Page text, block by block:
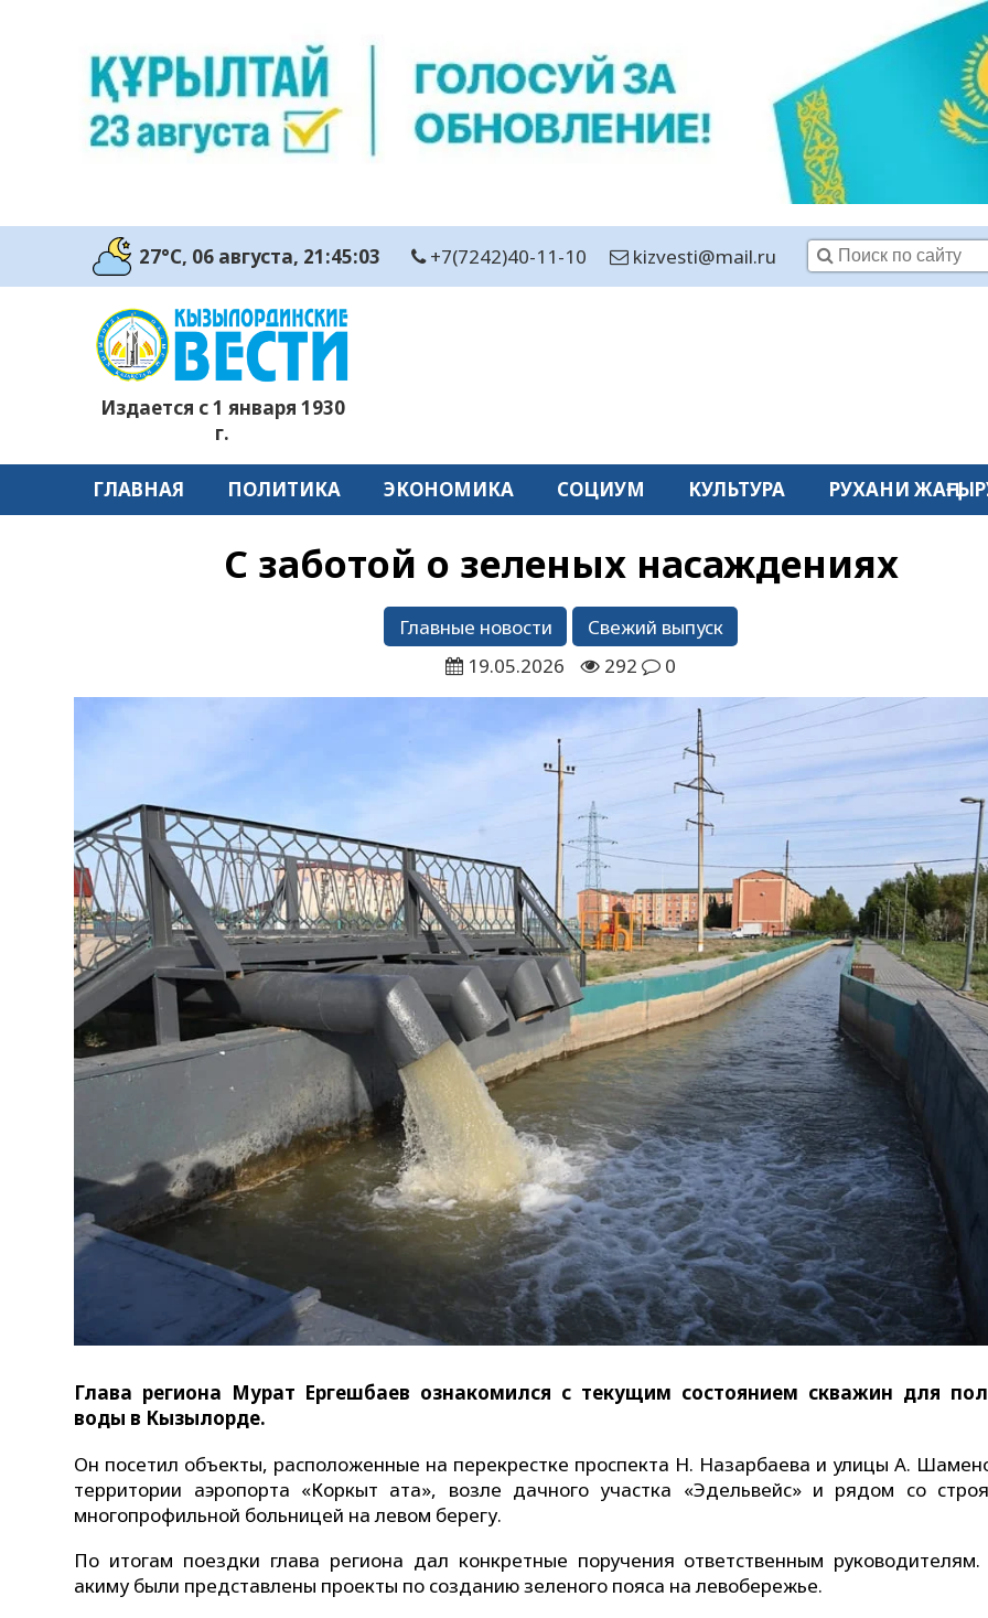
27°C, 06 августа, 21:45:04 +7(7242)40-11-10 kizvesti@mail.ru
Издается с 1 января 1930
г.
ГЛАВНАЯ ПОЛИТИКА ЭКОНОМИКА СОЦИУМ КУЛЬТУРА РУХАНИ
С заботой о зеленых насаждениях
Главные новости
Свежий выпуск
19.05.2026
292 0
Глава региона Мурат Ергешбаев ознакомился с текущим состоянием скважин для
воды в Кызылорде.
Он посетил объекты, расположенные на перекрестке проспекта Н. Назарбаева и улицы А.
территории аэропорта «Коркыт ата», возле дачного участка «Эдельвейс» и рядом со
многопрофильной больницей на левом берегу.
По итогам поездки глава региона дал конкретные поручения ответственным
акиму были представлены проекты по созданию зеленого пояса на левобережье.